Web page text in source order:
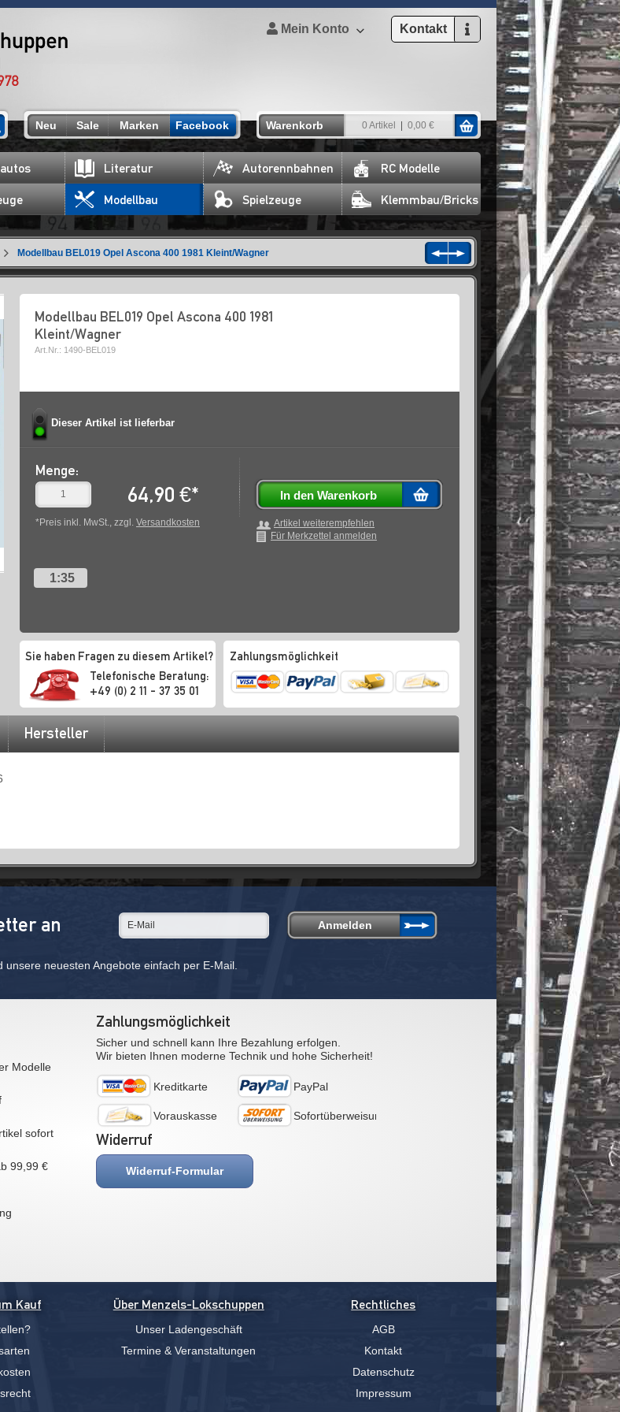
Mein Konto Kontakt
Neu Sale Marken Facebook Warenkorb 0 Artikel 0,00 €
Literatur Autorennbahnen RC Modelle
Modellbau Spielzeuge Klemmbau/Bricks
Modellbau BEL019 Opel Ascona 400 1981 Kleint/Wagner
Modellbau BEL019 Opel Ascona 400 1981
Kleint/Wagner
Art.Nr.: 1490-BEL019
Dieser Artikel ist lieferbar
Menge:
64,90 €*
*Preis inkl. MwSt., zzgl. Versandkosten
In den Warenkorb
Artikel weiterempfehlen
Für Merkzettel anmelden
1:35
Sie haben Fragen zu diesem Artikel?
Telefonische Beratung:
+49 (0) 2 11 - 37 35 01
Zahlungsmöglichkeit
Hersteller
an
neuesten Angebote einfach per E-Mail.
Modelle
sofort
99,99 €
Zahlungsmöglichkeit
Sicher und schnell kann Ihre Bezahlung erfolgen.
Wir bieten Ihnen moderne Technik und hohe Sicherheit!
Kreditkarte PayPal
Vorauskasse Sofortüberweisung
Widerruf
Widerruf-Formular
Kauf Über Menzels-Lokschuppen
Unser Ladengeschäft
Termine & Veranstaltungen
Rechtliches
AGB
Kontakt
Datenschutz
Impressum